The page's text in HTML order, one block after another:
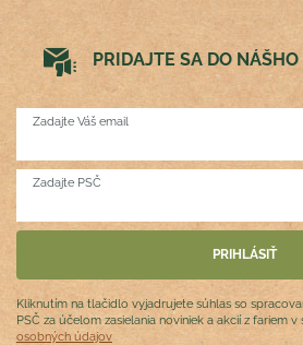
PRIDAJTE SA DO
Zadajte Váš email
Zadajte PSČ
Kliknutím na tlačidlo vyjadrujete súhlas so
PSČ za účelom zasielania noviniek a akcií z fariem v
osobných údajov